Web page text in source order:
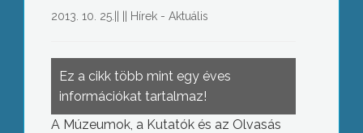
2013. 10. 25. Hírek - Aktuális
Ez a cikk több mint egy éves
információkat tartalmaz!
A Múzeumok, a Kutatók és az Olvasás